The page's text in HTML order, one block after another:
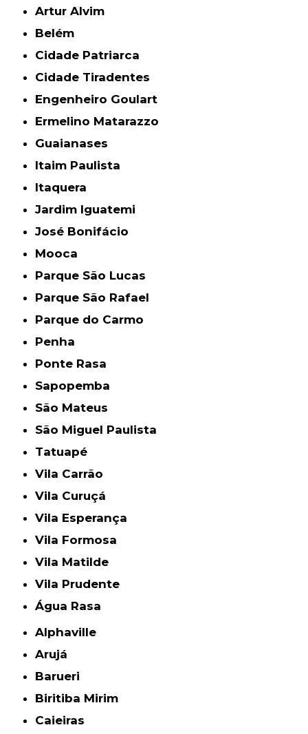
Artur Alvim
Belém
Cidade Patriarca
Cidade Tiradentes
Engenheiro Goulart
Ermelino Matarazzo
Guaianases
Itaim Paulista
Itaquera
Jardim Iguatemi
José Bonifácio
Mooca
Parque São Lucas
Parque São Rafael
Parque do Carmo
Penha
Ponte Rasa
Sapopemba
São Mateus
São Miguel Paulista
Tatuapé
Vila Carrão
Vila Curuçá
Vila Esperança
Vila Formosa
Vila Matilde
Vila Prudente
Água Rasa
Alphaville
Arujá
Barueri
Biritiba Mirim
Caieiras